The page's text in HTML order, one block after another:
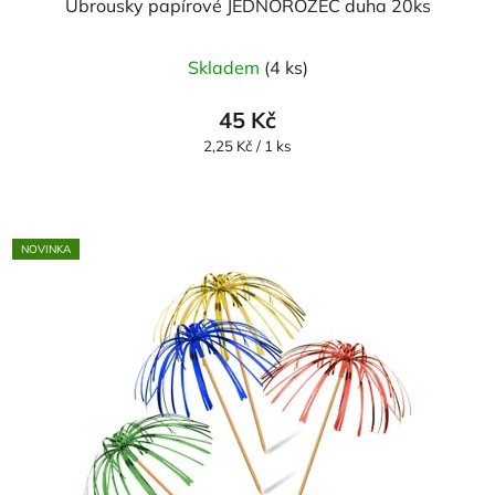
Ubrousky papírové JEDNOROŽEC duha 20ks
Skladem (4 ks)
45 Kč
Měrná
2,25 Kč / 1 ks
NOVINKA